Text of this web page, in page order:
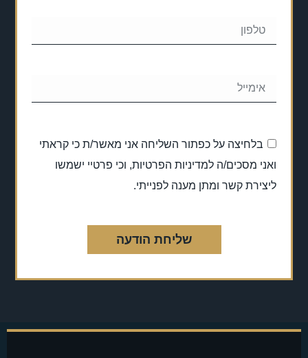
בלחיצה על כפתור השליחה אני מאשר/ת כי קראתי
ואני מסכים/ה למדיניות הפרטיות, וכי פרטיי ישמשו
ליצירת קשר ומתן מענה לפנייתי.
שליחת הודעה